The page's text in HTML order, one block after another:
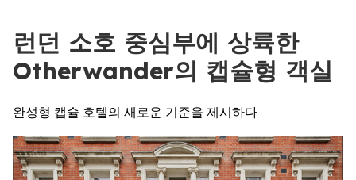
런던 소호 중심부에 상륙한
Otherwander의 캡슐형 객실
완성형 캡슐 호텔의 새로운 기준을 제시하다